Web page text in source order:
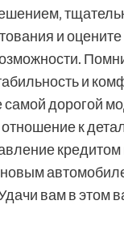
и оцените
и
самой дорогой
к
вам в этом